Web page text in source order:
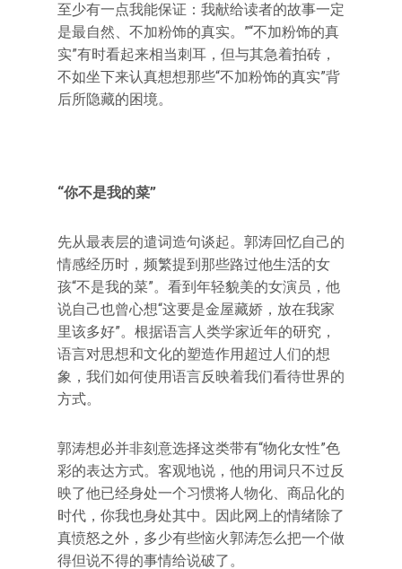
至少有一点我能保证：我献给读者的故事一定
是最自然、不加粉饰的真实。”“不加粉饰的真
实”有时看起来相当刺耳，但与其急着拍砖，
不如坐下来认真想想那些“不加粉饰的真实”背
后所隐藏的困境。
“你不是我的菜”
先从最表层的遣词造句谈起。郭涛回忆自己的
情感经历时，频繁提到那些路过他生活的女
孩“不是我的菜”。看到年轻貌美的女演员，他
说自己也曾心想“这要是金屋藏娇，放在我家
里该多好”。根据语言人类学家近年的研究，
语言对思想和文化的塑造作用超过人们的想
象，我们如何使用语言反映着我们看待世界的
方式。
郭涛想必并非刻意选择这类带有“物化女性”色
彩的表达方式。客观地说，他的用词只不过反
映了他已经身处一个习惯将人物化、商品化的
时代，你我也身处其中。因此网上的情绪除了
真愤怒之外，多少有些恼火郭涛怎么把一个做
得但说不得的事情给说破了。